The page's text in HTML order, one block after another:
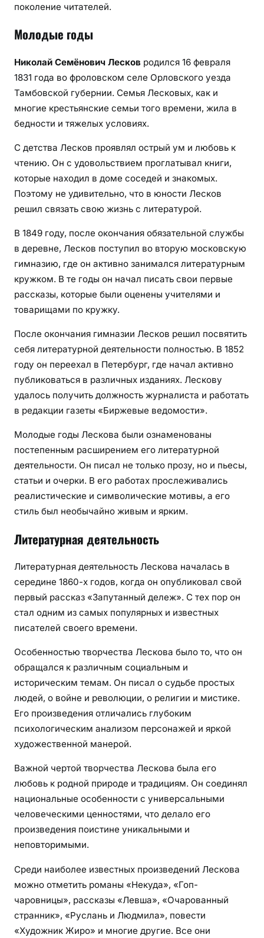
поколение читателей.
Молодые годы
Николай Семёнович Лесков родился 16 февраля
1831 года во фроловском селе Орловского уезда
Тамбовской губернии. Семья Лесковых, как и
многие крестьянские семьи того времени, жила в
бедности и тяжелых условиях.
С детства Лесков проявлял острый ум и любовь к
чтению. Он с удовольствием проглатывал книги,
которые находил в доме соседей и знакомых.
Поэтому не удивительно, что в юности Лесков
решил связать свою жизнь с литературой.
В 1849 году, после окончания обязательной службы
в деревне, Лесков поступил во вторую московскую
гимназию, где он активно занимался литературным
кружком. В те годы он начал писать свои первые
рассказы, которые были оценены учителями и
товарищами по кружку.
После окончания гимназии Лесков решил посвятить
себя литературной деятельности полностью. В 1852
году он переехал в Петербург, где начал активно
публиковаться в различных изданиях. Лескову
удалось получить должность журналиста и работать
в редакции газеты «Биржевые ведомости».
Молодые годы Лескова были ознаменованы
постепенным расширением его литературной
деятельности. Он писал не только прозу, но и пьесы,
статьи и очерки. В его работах прослеживались
реалистические и символические мотивы, а его
стиль был необычайно живым и ярким.
Литературная деятельность
Литературная деятельность Лескова началась в
середине 1860-х годов, когда он опубликовал свой
первый рассказ «Запутанный дележ». С тех пор он
стал одним из самых популярных и известных
писателей своего времени.
Особенностью творчества Лескова было то, что он
обращался к различным социальным и
историческим темам. Он писал о судьбе простых
людей, о войне и революции, о религии и мистике.
Его произведения отличались глубоким
психологическим анализом персонажей и яркой
художественной манерой.
Важной чертой творчества Лескова была его
любовь к родной природе и традициям. Он соединял
национальные особенности с универсальными
человеческими ценностями, что делало его
произведения поистине уникальными и
неповторимыми.
Среди наиболее известных произведений Лескова
можно отметить романы «Некуда», «Гоп-
чаровницы», рассказы «Левша», «Очарованный
странник», «Руслань и Людмила», повести
«Художник Жиро» и многие другие. Все они